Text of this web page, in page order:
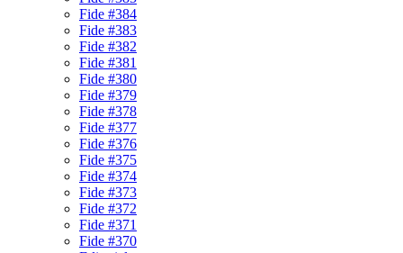
Fide #384
Fide #383
Fide #382
Fide #381
Fide #380
Fide #379
Fide #378
Fide #377
Fide #376
Fide #375
Fide #374
Fide #373
Fide #372
Fide #371
Fide #370